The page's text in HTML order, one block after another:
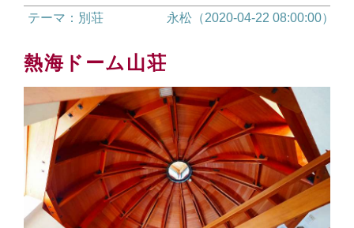
テーマ：別荘 永松（2020-04-22 08:00:00）
熱海ドーム山荘